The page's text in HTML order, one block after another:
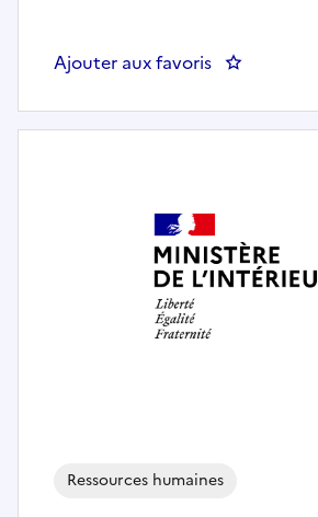
Ajouter aux favoris :
Ressources humaines